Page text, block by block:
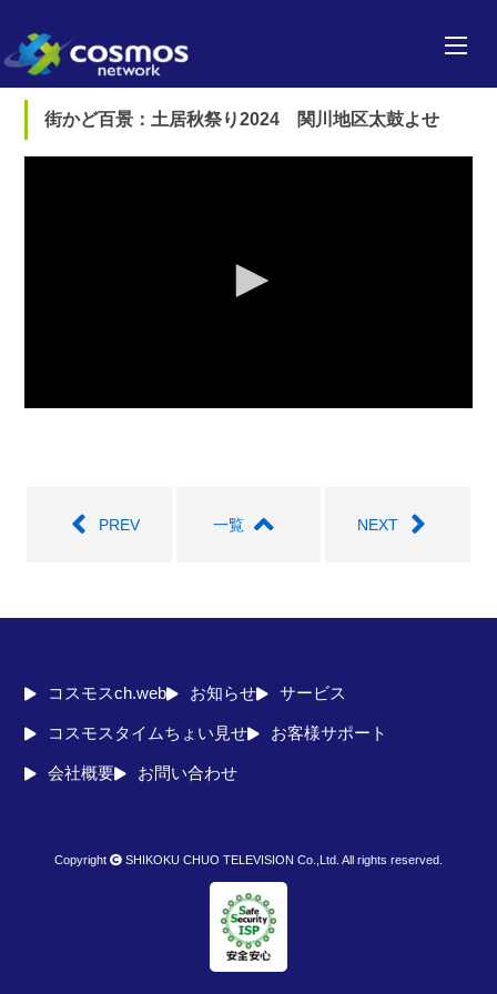
街かど百景：土居秋祭り2024 関川地区太鼓よせ
PREV 一覧 NEXT
コスモスch.web お知らせ サービス
コスモスタイムちょい見せ お客様サポート
会社概要 お問い合わせ
Copyright SHIKOKU CHUO TELEVISION Co.,Ltd. All rights reserved.